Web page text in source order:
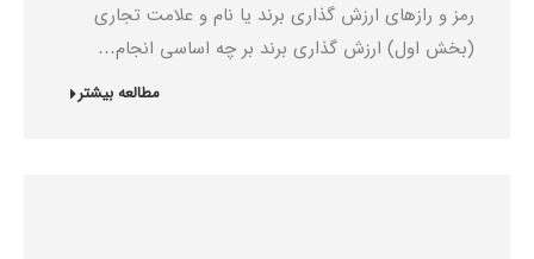
رمز و رازهای ارزش ‌گذاری برند یا نام و علامت تجاری
(بخش اول) ارزش گذاری برند بر چه اساسی انجام…
مطالعه بیشتر